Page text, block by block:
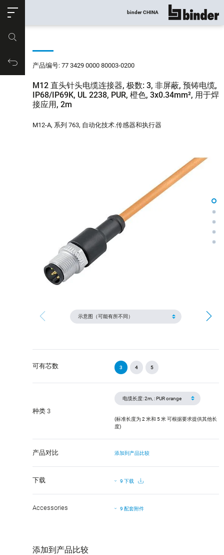
购物车
binder CHINA 显示所有
产品编号: 77 3429 0000 80003-0200
M12 直头针头电缆连接器, 极数: 3, 非屏蔽, 预铸电缆,
IP68/IP69K, UL 2238, PUR, 橙色, 3x0.34mm², 用于焊
接应用, 2m
M12-A, 系列 763, 自动化技术.传感器和执行器
可有芯数 3 4 5
种类 3
(标准长度为 2 米和 5 米 可根据要求提供其他长
度)
产品对比 添加到产品比较
下载 9 下载
Accessories 9 配套附件
添加到产品比较